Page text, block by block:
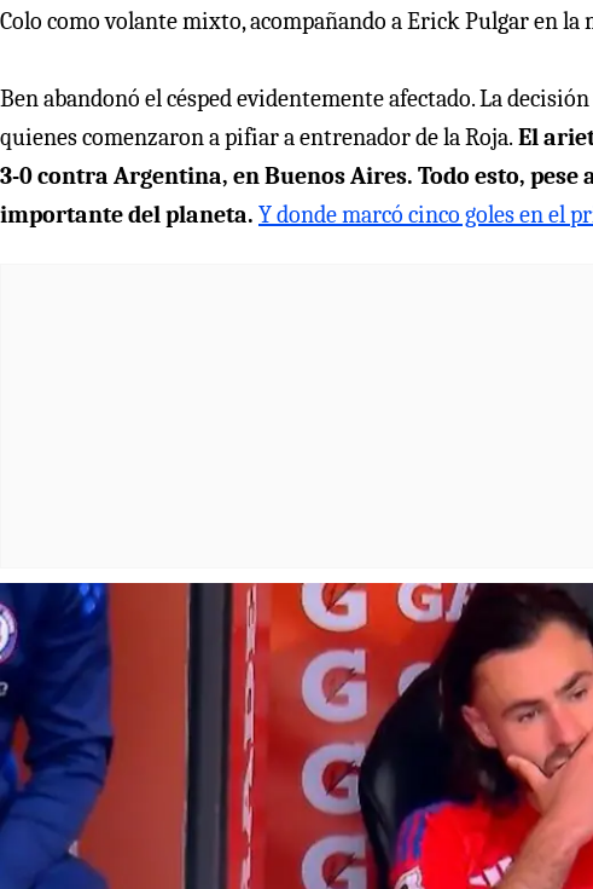
Colo como volante mixto, acompañando a Erick Pulgar en la
Ben abandonó el césped evidentemente afectado. La
quienes comenzaron a pifiar a entrenador de la Roja. El
3-0 contra Argentina, en Buenos Aires. Todo esto,
importante del planeta. Y donde marcó cinco goles en el